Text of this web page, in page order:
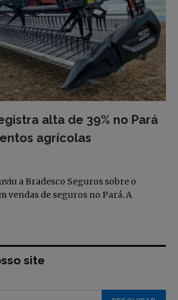
alta de 39% no Pará
agrícolas
a Bradesco Seguros sobre o
vendas de seguros no Pará. A
site